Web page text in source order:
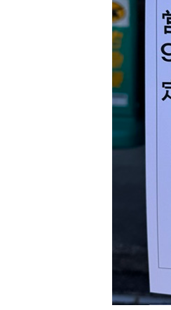
企業向け宅配
お知らせ
採用情報